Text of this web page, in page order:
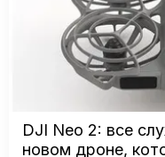
DJI Neo 2: все
новом дроне,